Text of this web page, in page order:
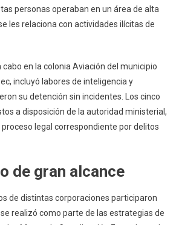
Costa
De
personas operaban en un área de alta
les relaciona con actividades ilícitas de
cabo en la colonia Aviación del municipio
incluyó labores de inteligencia y
su detención sin incidentes. Los cinco
a disposición de la autoridad ministerial,
legal correspondiente por delitos
de gran alcance
de distintas corporaciones participaron
realizó como parte de las estrategias de